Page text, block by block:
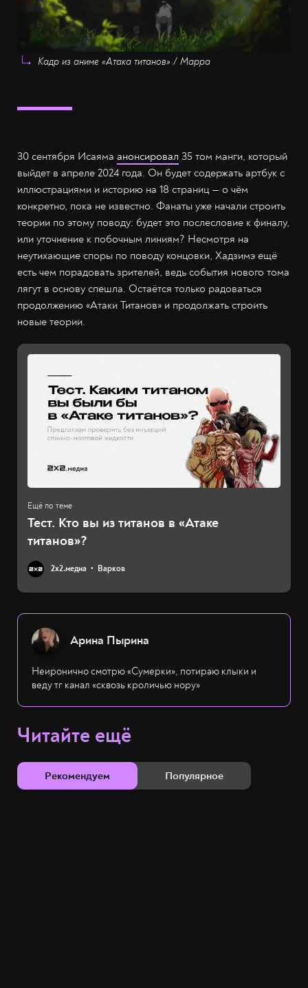
Кадр из аниме «Атака титанов» / Mappa
30 сентября Исаяма анонсировал 35 том манги, который
выйдет в апреле 2024 года. Он будет содержать артбук с
иллюстрациями и историю на 18 страниц — о чём
конкретно, пока не известно. Фанаты уже начали строить
теории по этому поводу: будет это послесловие к финалу,
или уточнение к побочным линиям? Несмотря на
неутихающие споры по поводу концовки, Хадзимэ ещё
есть чем порадовать зрителей, ведь события нового тома
лягут в основу спешла. Остаётся только радоваться
продолжению «Атаки Титанов» и продолжать строить
новые теории.
Тест. Кто вы из титанов в «Атаке
титанов»?
2х2.медиа Варков
Арина Пырина
Неиронично смотрю «Сумерки», потираю клыки и
веду тг канал «сквозь кроличью нору»
Читайте ещё
Рекомендуем Популярное